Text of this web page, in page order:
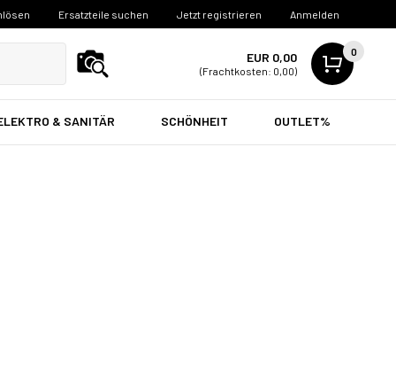
Ersatzteile suchen Jetzt registrieren Anmelden
EUR 0,00
(Frachtkosten: 0,00)
0
& SANITÄR SCHÖNHEIT OUTLET%